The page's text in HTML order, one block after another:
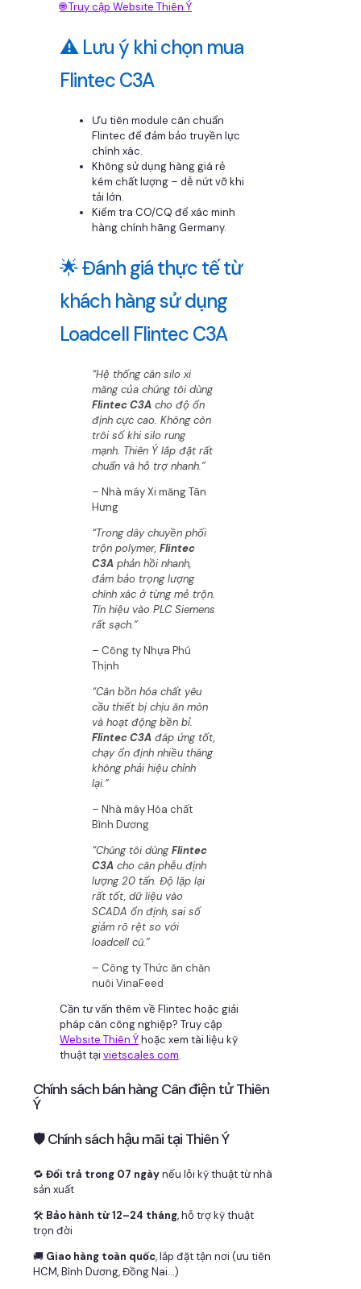
🌐 Truy cập Website Thiên Ý
⚠️ Lưu ý khi chọn mua
Flintec C3A
Ưu tiên module cân chuẩn
Flintec để đảm bảo truyền lực
chính xác.
Không sử dụng hàng giá rẻ
kém chất lượng – dễ nứt vỡ khi
tải lớn.
Kiểm tra CO/CQ để xác minh
hàng chính hãng Germany.
🌟 Đánh giá thực tế từ
khách hàng sử dụng
Loadcell Flintec C3A
“Hệ thống cân silo xi
măng của chúng tôi dùng
Flintec C3A cho độ ổn
định cực cao. Không còn
trôi số khi silo rung
mạnh. Thiên Ý lắp đặt rất
chuẩn và hỗ trợ nhanh.”
– Nhà máy Xi măng Tân
Hưng
“Trong dây chuyền phối
trộn polymer, Flintec
C3A phản hồi nhanh,
đảm bảo trọng lượng
chính xác ở từng mẻ trộn.
Tín hiệu vào PLC Siemens
rất sạch.”
– Công ty Nhựa Phú
Thịnh
“Cân bồn hóa chất yêu
cầu thiết bị chịu ăn mòn
và hoạt động bền bỉ.
Flintec C3A đáp ứng tốt,
chạy ổn định nhiều tháng
không phải hiệu chỉnh
lại.”
– Nhà máy Hóa chất
Bình Dương
“Chúng tôi dùngFlintec
C3A cho cân phễu định
lượng 20 tấn. Độ lặp lại
rất tốt, dữ liệu vào
SCADA ổn định, sai số
giảm rõ rệt so với
loadcell cũ.”
– Công ty Thức ăn chăn
nuôi VinaFeed
Cần tư vấn thêm về Flintec hoặc giải
pháp cân công nghiệp? Truy cập
Website Thiên Ýhoặc xem tài liệu kỹ
thuật tại vietscales.com.
Chính sách bán hàng Cân điện tử Thiên
Ý
🛡 Chính sách hậu mãi tại Thiên Ý
🔁 Đổi trả trong 07 ngàynếu lỗi kỹ thuật từ nhà
sản xuất
🛠 Bảo hành từ 12–24 tháng, hỗ trợ kỹ thuật
trọn đời
🚚 Giao hàng toàn quốc, lắp đặt tận nơi (ưu tiên
HCM, Bình Dương, Đồng Nai…)